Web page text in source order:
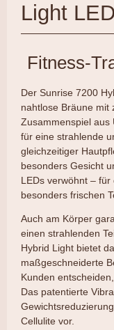
Light
Fitness-
Der Sunrise 7200
nahtlose Bräune mit
Zusammenspiel aus
für eine strahlende
gleichzeitiger
besonders Gesicht
LEDs verwöhnt –
besonders frischen
Auch am Körper
einen strahlenden
Hybrid Light bietet
maßgeschneiderte
Kunden
Das patentierte
Cellulite vor.